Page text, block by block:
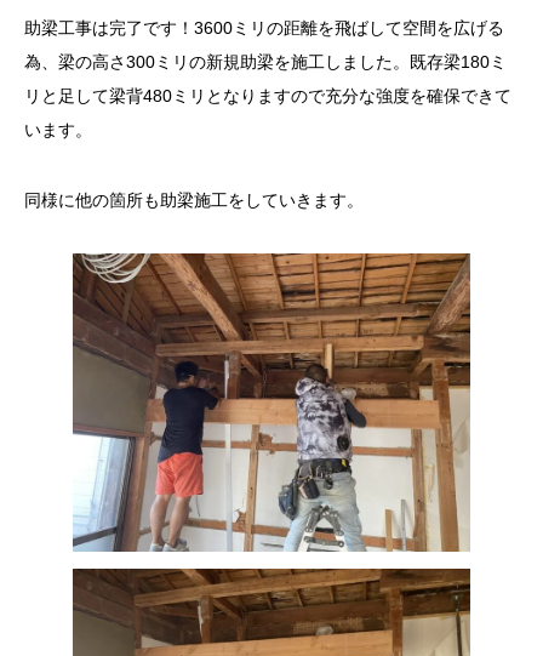
助梁工事は完了です！3600ミリの距離を飛ばして空間を広げる
為、梁の高さ300ミリの新規助梁を施工しました。既存梁180ミ
リと足して梁背480ミリとなりますので充分な強度を確保できて
います。
同様に他の箇所も助梁施工をしていきます。